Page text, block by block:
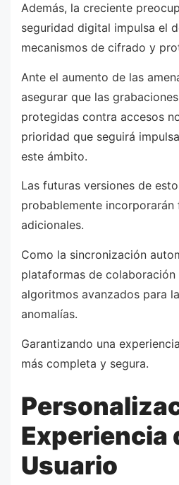
Además, la creciente
seguridad digital impulsa el
mecanismos de cifrado y
Ante el aumento de las
asegurar que las
protegidas contra accesos
prioridad que seguirá
este ámbito.
Las futuras versiones de
probablemente incorporarán
adicionales.
Como la sincronización
plataformas de colaboración
algoritmos avanzados para
anomalías.
Garantizando una
más completa y segura.
Experiencia
Usuario